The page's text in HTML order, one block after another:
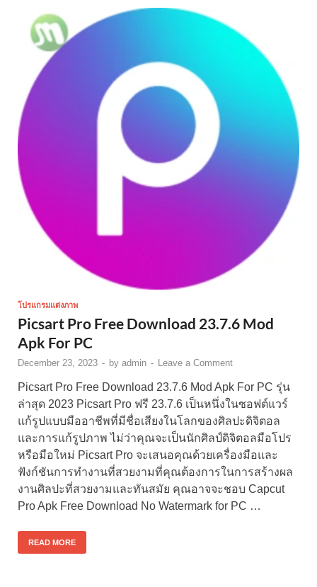
โปรแกรมแต่งภาพ
Picsart Pro Free Download 23.7.6 Mod
Apk For PC
December 23, 2023 - by admin - Leave a Comment
Picsart Pro Free Download 23.7.6 Mod Apk For PC รุ่น
ล่าสุด 2023 Picsart Pro ฟรี 23.7.6 เป็นหนึ่งในซอฟต์แวร์
แก้รูปแบบมืออาชีพที่มีชื่อเสียงในโลกของศิลปะดิจิตอล
และการแก้รูปภาพ ไม่ว่าคุณจะเป็นนักศิลป์ดิจิตอลมือโปร
หรือมือใหม่ Picsart Pro จะเสนอคุณด้วยเครื่องมือและ
ฟังก์ชันการทำงานที่สวยงามที่คุณต้องการในการสร้างผล
งานศิลปะที่สวยงามและทันสมัย คุณอาจจะชอบ Capcut
Pro Apk Free Download No Watermark for PC …
READ MORE